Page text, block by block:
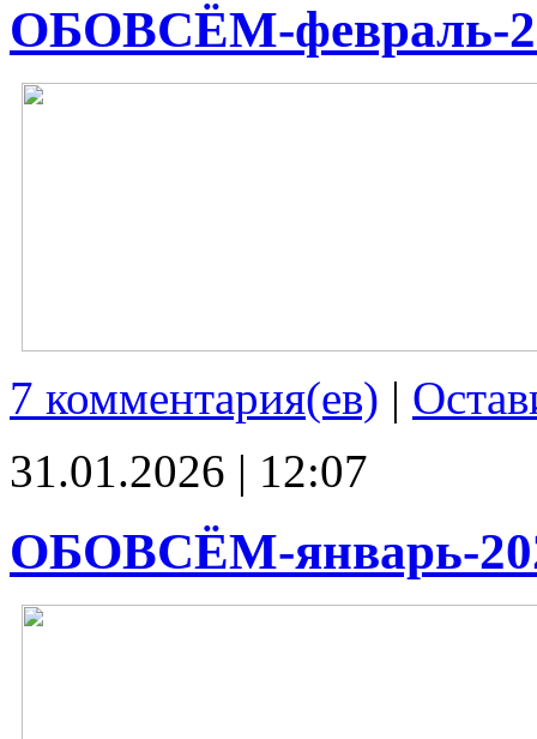
ОБОВСЁМ-февраль-
7 комментария(ев) |
31.01.2026 | 12:07
ОБОВСЁМ-январь-